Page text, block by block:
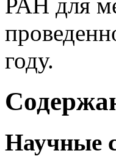
году.
Научные